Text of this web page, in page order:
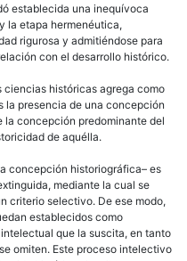
establecida una inequívoca
la etapa hermenéutica,
rigurosa y admitiéndose para
con el desarrollo histórico.
ciencias históricas agrega como
la presencia de una concepción
la concepción predominante del
de aquélla.
concepción historiográfica– es
mediante la cual se
criterio selectivo. De ese modo,
establecidos como
que la suscita, en tanto
omiten. Este proceso intelectivo